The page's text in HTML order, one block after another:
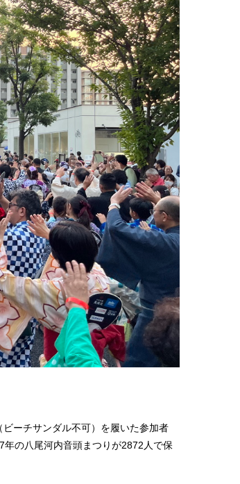
ーチサンダル不可）を履いた参加者
の八尾河内音頭まつりが2872人で保